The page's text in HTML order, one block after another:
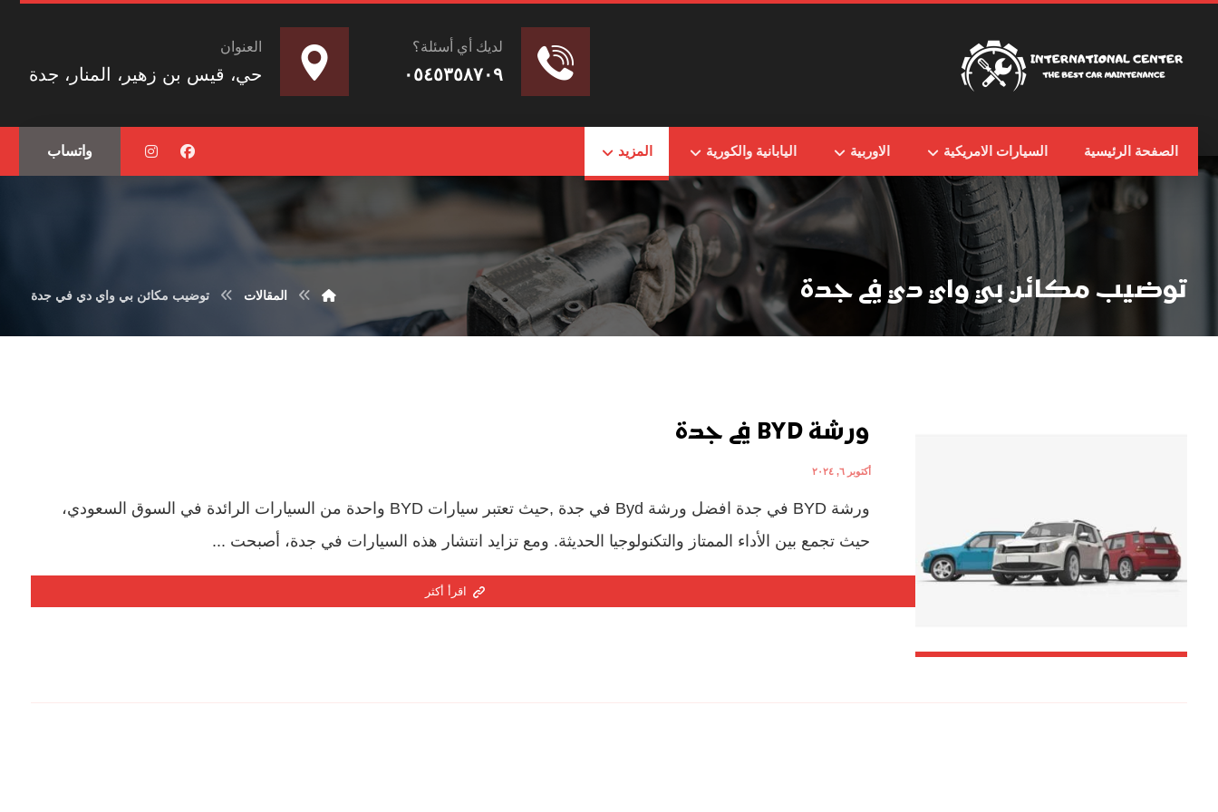
العنوان
حي، قيس بن زهير، المنار، جدة
لديك أي أسئلة؟
٠٥٤٥٣٥٨٧٠٩
الصفحة الرئيسية السيارات الامريكية الاوربية اليابانية والكورية المزيد واتساب
توضيب مكائن بي واي دي في جدة المقالات توضيب مكائن بي واي دي في جدة
ورشة BYD في جدة
أكتوبر ٦, ٢٠٢٤
ورشة BYD في جدة افضل ورشة Byd في جدة ,حيث تعتبر سيارات BYD واحدة من السيارات الرائدة في السوق السعودي،
حيث تجمع بين الأداء الممتاز والتكنولوجيا الحديثة. ومع تزايد انتشار هذه السيارات في جدة، أصبحت ...
اقرأ أكثر